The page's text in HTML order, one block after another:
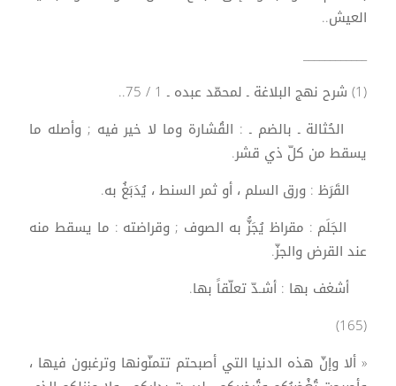
العيش..
____________
(1) شرح نهج البلاغة ـ لمحمّد عبده ـ 1 / 75..
الحُثالة ـ بالضم ـ : القُشارة وما لا خير فيه ; وأصله ما
يسقط من كلّ ذي قشر.
القَرَظ : ورق السلم ، أو ثمر السنط ، يُدَبَغُ به.
الجَلَم : مقراظ يُجَزُّ به الصوف ; وقراضته : ما يسقط منه
عند القرض والجزّ.
أشغف بها : أشـدّ تعلّقاً بها.
(165)
« ألا وإنّ هذه الدنيا التي أصبحتم تتمنّونها وترغبون فيها ،